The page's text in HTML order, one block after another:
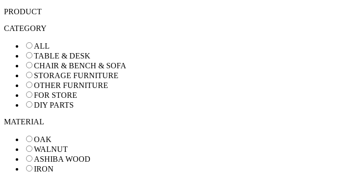
PRODUCT
CATEGORY
ALL
TABLE & DESK
CHAIR & BENCH & SOFA
STORAGE FURNITURE
OTHER FURNITURE
FOR STORE
DIY PARTS
MATERIAL
OAK
WALNUT
ASHIBA WOOD
IRON